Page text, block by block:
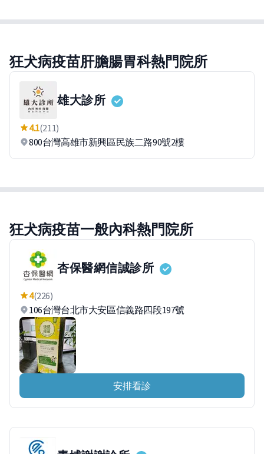
狂犬病疫苗肝膽腸胃科熱門院所
雄大診所
4.1(211)
800台灣高雄市新興區民族二路90號2樓
狂犬病疫苗一般內科熱門院所
杏保醫網信誠診所
4(226)
106台灣台北市大安區信義路四段197號
安排看診